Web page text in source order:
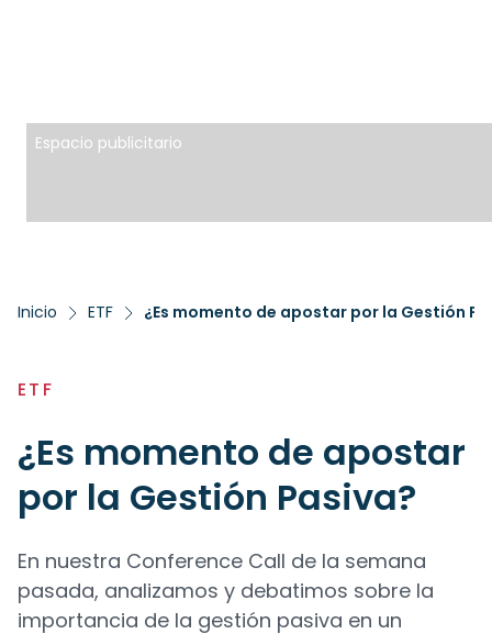
Espacio publicitario
Inicio ETF ¿Es momento de apostar por la Gestión
ETF
¿Es momento de apostar
por la Gestión Pasiva?
En nuestra Conference Call de la semana
pasada, analizamos y debatimos sobre la
importancia de la gestión pasiva en un